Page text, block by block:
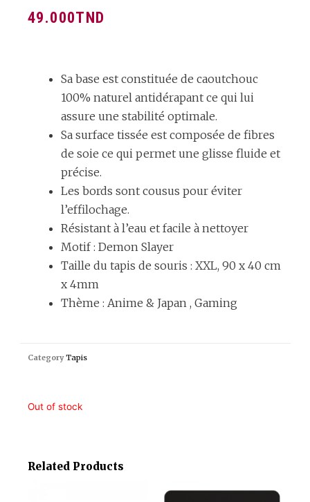
49.000TND
Sa base est constituée de caoutchouc
100% naturel antidérapant ce qui lui
assure une stabilité optimale.
Sa surface tissée est composée de fibres
de soie ce qui permet une glisse fluide et
précise.
Les bords sont cousus pour éviter
l’effilochage.
Résistant à l’eau et facile à nettoyer
Motif : Demon Slayer
Taille du tapis de souris : XXL, 90 x 40 cm
x 4mm
Thème : Anime & Japan , Gaming
Category Tapis
Out of stock
Related Products